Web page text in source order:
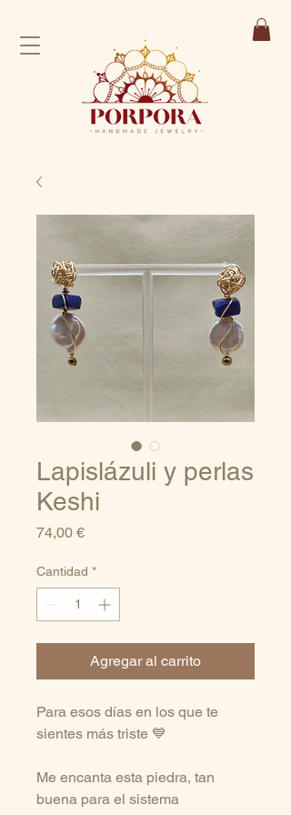
Lapislázuli y perlas
Keshi
74,00 €Precio
Cantidad *
Agregar al carrito
Para esos días en los que te
sientes más triste 💙
Me encanta esta piedra, tan
buena para el sistema